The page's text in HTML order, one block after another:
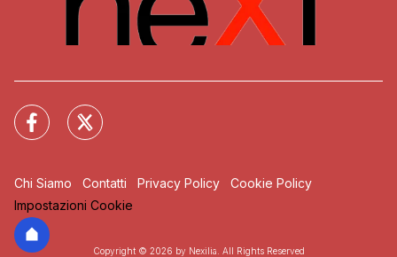
Chi Siamo Contatti Privacy Policy
Cookie Policy
Impostazioni Cookie
Copyright © 2026 by Nexilia. All Rights Reserved